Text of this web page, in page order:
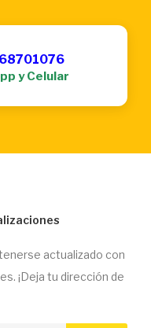
y Celular
actualizado con
¡Deja tu dirección de